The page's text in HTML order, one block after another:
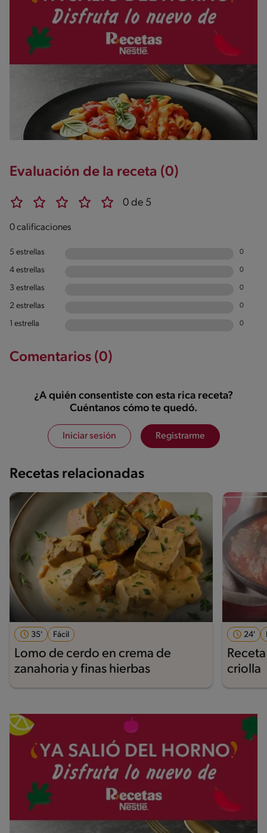
Evaluación de la receta (0)
0 de 5
0 calificaciones
5 estrellas 0
4 estrellas 0
3 estrellas 0
2 estrellas 0
1 estrella 0
Comentarios (0)
¿A quién consentiste con esta rica receta?
Cuéntanos cómo te quedó.
Iniciar sesión Registrarme
Recetas relacionadas
35' Fácil
Lomo de cerdo en crema de
zanahoria y finas hierbas
24'
criolla